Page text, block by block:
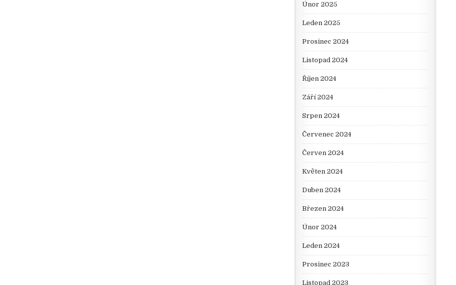
Únor 2025
Leden 2025
Prosinec 2024
Listopad 2024
Říjen 2024
Září 2024
Srpen 2024
Červenec 2024
Červen 2024
Květen 2024
Duben 2024
Březen 2024
Únor 2024
Leden 2024
Prosinec 2023
Listopad 2023